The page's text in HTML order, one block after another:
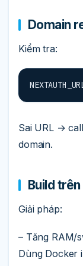
Domain
Kiểm tra:
Sai URL →
domain.
Build
Giải pháp:
– Tăng RAM/
Dùng Docker